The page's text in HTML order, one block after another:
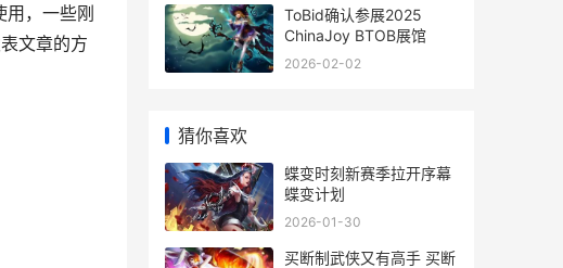
，一些刚
文章的方
ToBid确认参展2025
ChinaJoy BTOB展馆
2026-02-02
猜你喜欢
蝶变时刻新赛季拉开序幕
蝶变计划
2026-01-30
买断制武侠又有高手 买断